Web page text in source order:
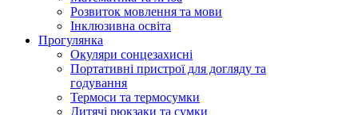
Розвиток мовлення та мови
Інклюзивна освіта
Прогулянка
Окуляри сонцезахисні
Портативні пристрої для догляду та
годування
Термоси та термосумки
Дитячі рюкзаки та сумки